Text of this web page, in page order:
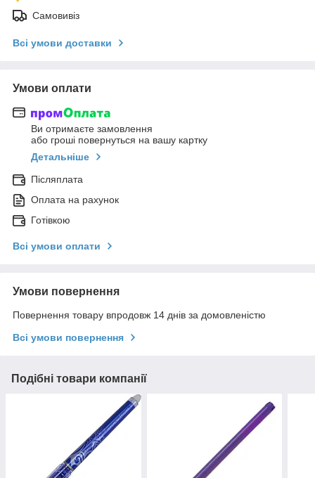
Самовивіз
Всі умови доставки
Умови оплати
Ви отримаєте замовлення
або гроші повернуться на вашу картку
Детальніше
Післяплата
Оплата на рахунок
Готівкою
Всі умови оплати
Умови повернення
Повернення товару впродовж 14 днів за домовленістю
Всі умови повернення
Подібні товари компанії